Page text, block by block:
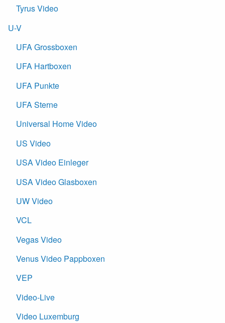
Tyrus Video
U-V
UFA Grossboxen
UFA Hartboxen
UFA Punkte
UFA Sterne
Universal Home Video
US Video
USA Video Einleger
USA Video Glasboxen
UW Video
VCL
Vegas Video
Venus Video Pappboxen
VEP
Video-Live
Video Luxemburg